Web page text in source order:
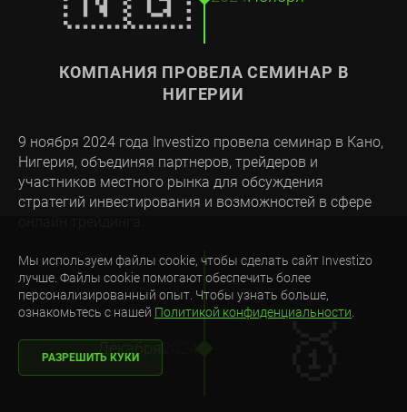
КОМПАНИЯ ПРОВЕЛА СЕМИНАР В
НИГЕРИИ
9 ноября 2024 года Investizo провела семинар в Кано,
Нигерия, объединяя партнеров, трейдеров и
участников местного рынка для обсуждения
стратегий инвестирования и возможностей в сфере
Декабря
Мы используем файлы cookie, чтобы сделать сайт Investizo
лучше. Файлы cookie помогают обеспечить более
персонализированный опыт. Чтобы узнать больше,
ознакомьтесь с нашей Политикой конфиденциальности
РАЗРЕШИТЬ КУКИ